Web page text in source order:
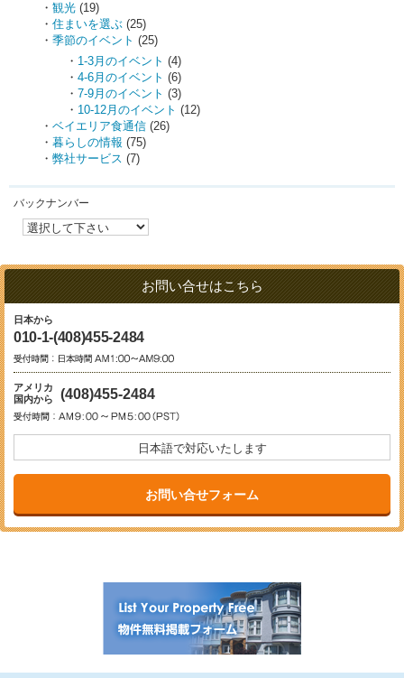
観光 (19)
住まいを選ぶ (25)
季節のイベント (25)
1-3月のイベント (4)
4-6月のイベント (6)
7-9月のイベント (3)
10-12月のイベント (12)
ベイエリア食通信 (26)
暮らしの情報 (75)
弊社サービス (7)
バックナンバー
お問い合せはこちら
日本から
010-1-(408)455-2484
アメリカ
国内から
(408)455-2484
日本語で対応いたします
お問い合せフォーム